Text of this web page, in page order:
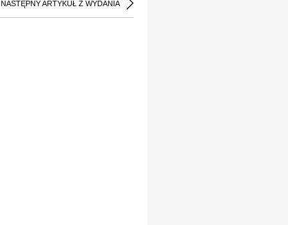
NASTĘPNY ARTYKUŁ Z WYDANIA